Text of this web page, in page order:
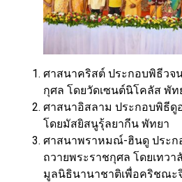
ศาสนาคริสต์ ประกอบพิธีวจ
กุศล โดยวัดเซนต์นิโคลัส พัท
ศาสนาอิสลาม ประกอบพิธีดู
โดยมัสยิสนูรุ้ลยากีน พัทยา
ศาสนาพราหมณ์-ฮินดู ประ
ถวายพระราชกุศล โดยเทว
มูลนิธินานาชาติเพื่อคริชณะ